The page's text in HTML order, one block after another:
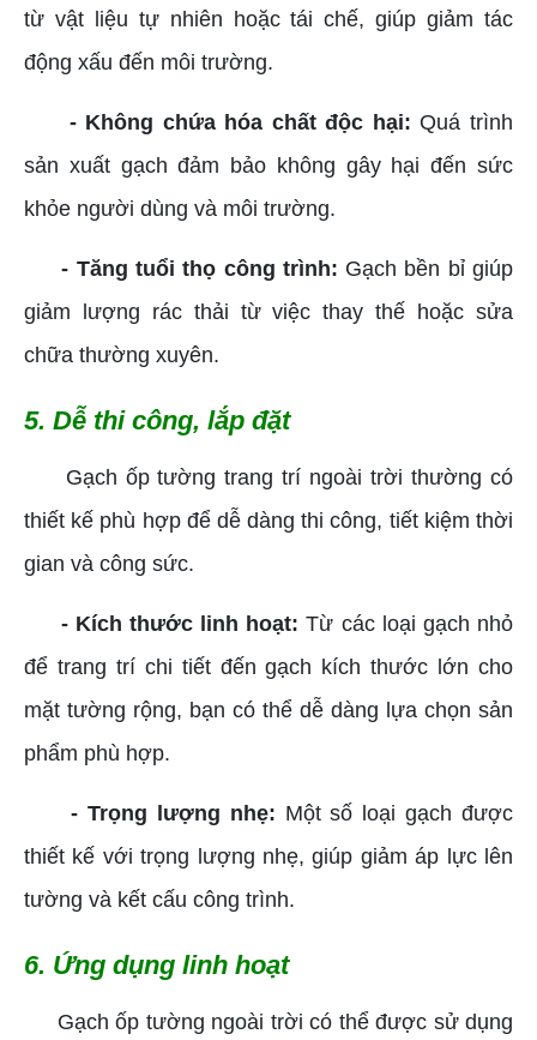
từ vật liệu tự nhiên hoặc tái chế, giúp giảm tác
động xấu đến môi trường.
- Không chứa hóa chất độc hại:Quá trình
sản xuất gạch đảm bảo không gây hại đến sức
khỏe người dùng và môi trường.
- Tăng tuổi thọ công trình: Gạch bền bỉ giúp
giảm lượng rác thải từ việc thay thế hoặc sửa
chữa thường xuyên.
5. Dễ thi công, lắp đặt
Gạch ốp tường trang trí ngoài trời thường có
thiết kế phù hợp để dễ dàng thi công, tiết kiệm thời
gian và công sức.
- Kích thước linh hoạt: Từ các loại gạch nhỏ
để trang trí chi tiết đến gạch kích thước lớn cho
mặt tường rộng, bạn có thể dễ dàng lựa chọn sản
phẩm phù hợp.
- Trọng lượng nhẹ: Một số loại gạch được
thiết kế với trọng lượng nhẹ, giúp giảm áp lực lên
tường và kết cấu công trình.
6. Ứng dụng linh hoạt
Gạch ốp tường ngoài trời có thể được sử dụng